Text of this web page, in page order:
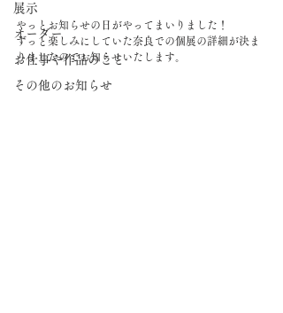
展示
オーダー
お仕事や作品のこと
その他のお知らせ
やっとお知らせの日がやってまいりました！
ずっと楽しみにしていた奈良での個展の詳細が決ま
りましたのでお知らせいたします。